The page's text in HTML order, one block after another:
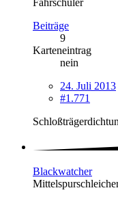
Fahrschüler
Beiträge
9
Karteneintrag
nein
24. Juli 2013
#1.771
Blackwatcher